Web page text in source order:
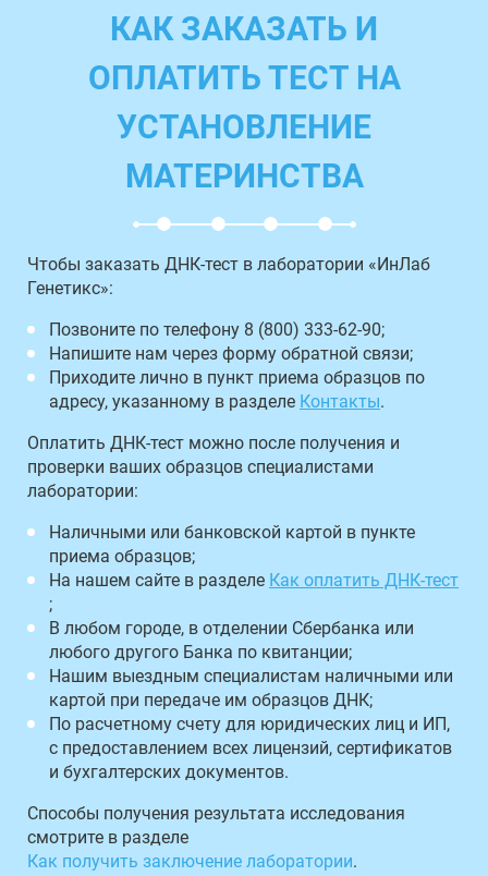
КАК ЗАКАЗАТЬ И
ОПЛАТИТЬ ТЕСТ НА
УСТАНОВЛЕНИЕ
МАТЕРИНСТВА
Чтобы заказать ДНК-тест в лаборатории «ИнЛаб
Генетикс»:
Позвоните по телефону 8 (800) 333-62-90;
Напишите нам через форму обратной связи;
Приходите лично в пункт приема образцов по
адресу, указанному в разделе Контакты.
Оплатить ДНК-тест можно после получения и
проверки ваших образцов специалистами
лаборатории:
Наличными или банковской картой в пункте
приема образцов;
На нашем сайте в разделе Как оплатить ДНК-тест
;
В любом городе, в отделении Сбербанка или
любого другого Банка по квитанции;
Нашим выездным специалистам наличными или
картой при передаче им образцов ДНК;
По расчетному счету для юридических лиц и ИП,
с предоставлением всех лицензий, сертификатов
и бухгалтерских документов.
Способы получения результата исследования
смотрите в разделе
Как получить заключение лаборатории.